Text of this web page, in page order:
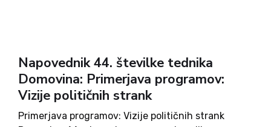
Napovednik 44. številke tednika
Domovina: Primerjava programov:
Vizije političnih strank
Primerjava programov: Vizije političnih strank